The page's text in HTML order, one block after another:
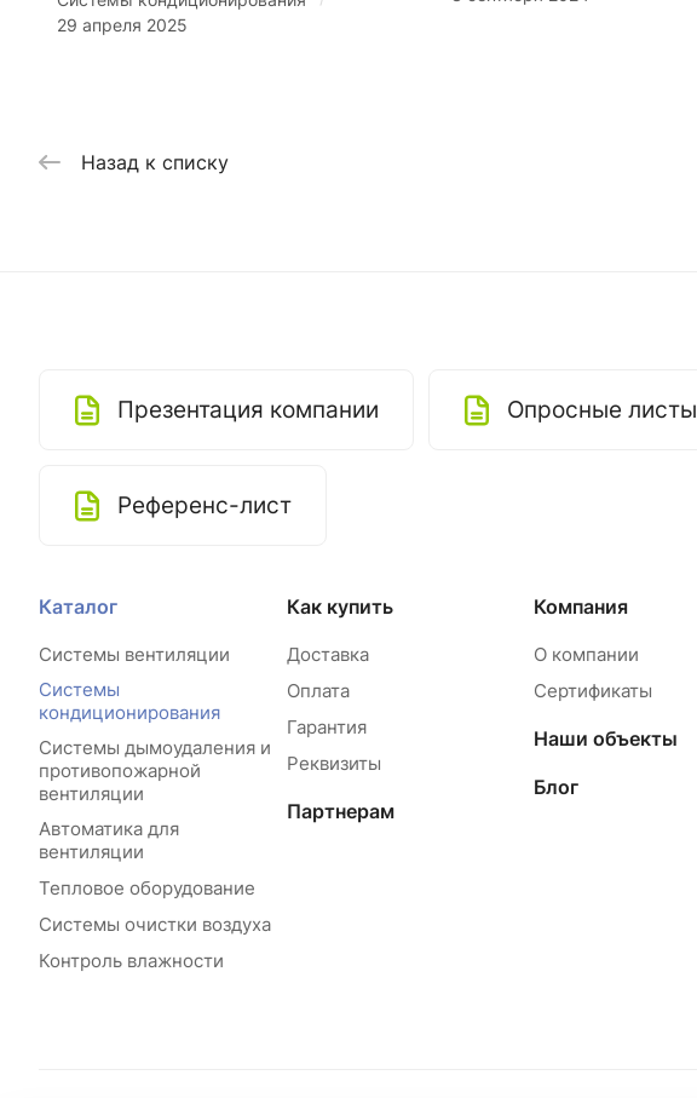
29 апреля 2025
Назад к списку
Презентация компании Опросные листы
Референс-лист
Каталог
Системы вентиляции
Системы
кондиционирования
Системы дымоудаления и
противопожарной
вентиляции
Автоматика для
вентиляции
Тепловое оборудование
Системы очистки воздуха
Контроль влажности
Как купить
Доставка
Оплата
Гарантия
Реквизиты
Партнерам
Компания
О компании
Сертификаты
Наши объекты
Блог